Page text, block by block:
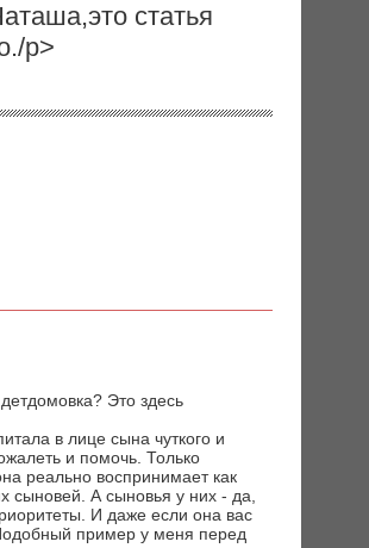
статья
p>
Это здесь
в лице сына чуткого и
и помочь. Только
реально воспринимает как
сыновей. А сыновья у них - да,
И даже если она вас
пример у меня перед